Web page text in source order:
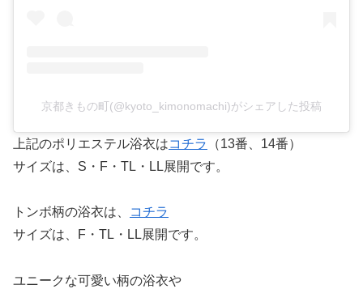
京都きもの町(@kyoto_kimonomachi)がシェアした投稿
上記のポリエステル浴衣はコチラ
（13番、14番）
サイズは、S・F・TL・LL展開です。
トンボ柄の浴衣は、
コチラ
サイズは、F・TL・LL展開です。
ユニークな可愛い柄の浴衣や